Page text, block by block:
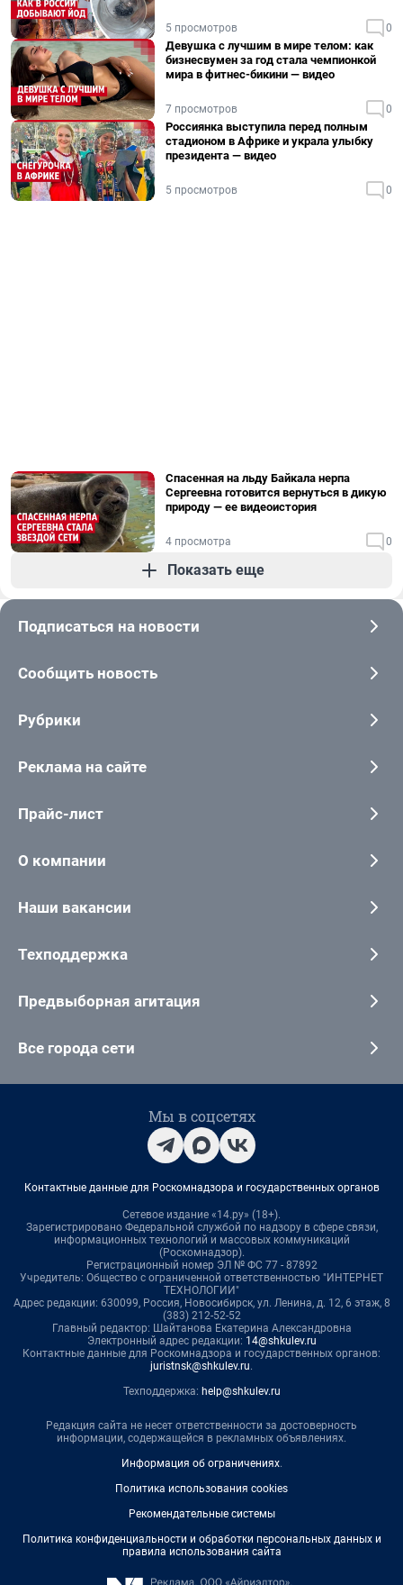
5 просмотров 0
Девушка с лучшим в мире телом: как
бизнесвумен за год стала чемпионкой
мира в фитнес-бикини — видео
7 просмотров 0
Россиянка выступила перед полным
стадионом в Африке и украла улыбку
президента — видео
5 просмотров 0
Спасенная на льду Байкала нерпа
Сергеевна готовится вернуться в дикую
природу — ее видеоистория
4 просмотра 0
Показать еще
Подписаться на новости
Сообщить новость
Рубрики
Реклама на сайте
Прайс-лист
О компании
Наши вакансии
Техподдержка
Предвыборная агитация
Все города сети
Мы в соцсетях
Контактные данные для Роскомнадзора и государственных органов
Сетевое издание «14.ру» (18+).
Зарегистрировано Федеральной службой по надзору в сфере связи,
информационных технологий и массовых коммуникаций
(Роскомнадзор).
Регистрационный номер ЭЛ № ФС 77 - 87892
Учредитель: Общество с ограниченной ответственностью "ИНТЕРНЕТ
ТЕХНОЛОГИИ"
Адрес редакции: 630099, Россия, Новосибирск, ул. Ленина, д. 12, 6 этаж, 8
(383) 212-52-52
Главный редактор: Шайтанова Екатерина Александровна
Электронный адрес редакции: 14@shkulev.ru
Контактные данные для Роскомнадзора и государственных органов:
juristnsk@shkulev.ru.
Техподдержка: help@shkulev.ru
Редакция сайта не несет ответственности за достоверность
информации, содержащейся в рекламных объявлениях.
Информация об ограничениях.
Политика использования cookies
Рекомендательные системы
Политика конфиденциальности и обработки персональных данных и
правила использования сайта